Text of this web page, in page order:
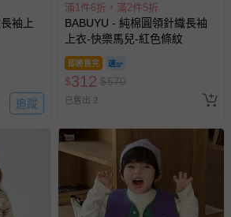
袖上
追蹤
滿1件6折，滿2件5折
BABUYU - 純棉圓領針織長袖
上衣-快樂馬兒-紅色條紋
即將售完
$312 $570
已售出 2